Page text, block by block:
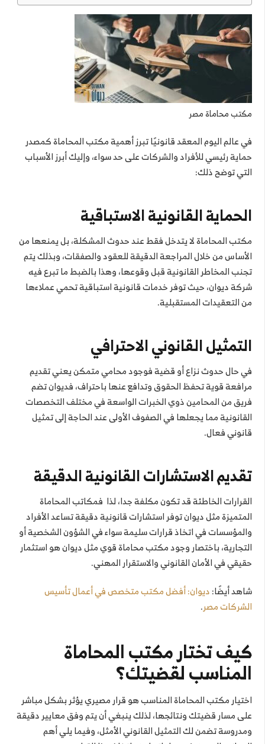
مكتب محاماة مصر
في عالم اليوم المعقد قانونيًا تبرز أهمية مكتب المحاماة كمصدر
حماية رئيسي للأفراد والشركات على حد سواء، وإليك أبرز الأسباب
التي توضح ذلك:
الحماية القانونية الاستباقية
مكتب المحاماة لا يتدخل فقط عند حدوث المشكلة، بل يمنعها من
الأساس من خلال المراجعة الدقيقة للعقود والصفقات، وبذلك يتم
تجنب المخاطر القانونية قبل وقوعها، وهذا بالضبط ما تبرع فيه
شركة ديوان، حيث توفر خدمات قانونية استباقية تحمي عملاءها
من التعقيدات المستقبلية.
التمثيل القانوني الاحترافي
في حال حدوث نزاع أو قضية فوجود محامي متمكن يعني تقديم
مرافعة قوية تحفظ الحقوق وتدافع عنها باحتراف، فديوان تضم
فريق من المحامين ذوي الخبرات الواسعة في مختلف التخصصات
القانونية مما يجعلها في الصفوف الأولى عند الحاجة إلى تمثيل
قانوني فعال.
تقديم الاستشارات القانونية الدقيقة
القرارات الخاطئة قد تكون مكلفة جدا، لذا فمكاتب المحاماة
المتميزة مثل ديوان توفر استشارات قانونية دقيقة تساعد الأفراد
والمؤسسات في اتخاذ قرارات سليمة سواء في الشؤون الشخصية أو
التجارية، باختصار وجود مكتب محاماة قوي مثل ديوان هو استثمار
حقيقي في الأمان القانوني والاستقرار المهني.
شاهد أيضًا:ديوان: أفضل مكتب متخصص في أعمال تأسيس
الشركات مصر.
كيف تختار مكتب المحاماة
المناسب لقضيتك؟
اختيار مكتب المحاماة المناسب هو قرار مصيري يؤثر بشكل مباشر
على مسار قضيتك ونتائجها، لذلك ينبغي أن يتم وفق معايير دقيقة
ومدروسة تضمن لك التمثيل القانوني الأمثل، وفيما يلي أهم